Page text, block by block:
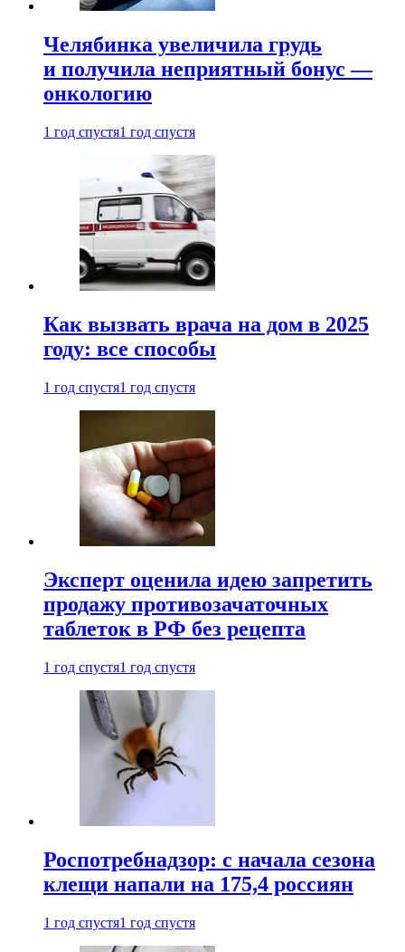
Челябинка увеличила грудь
и получила неприятный бонус —
онкологию
1 год спустя1 год спустя
Как вызвать врача на дом в 2025
году: все способы
1 год спустя1 год спустя
Эксперт оценила идею запретить
продажу противозачаточных
таблеток в РФ без рецепта
1 год спустя1 год спустя
Роспотребнадзор: с начала сезона
клещи напали на 175,4 россиян
1 год спустя1 год спустя